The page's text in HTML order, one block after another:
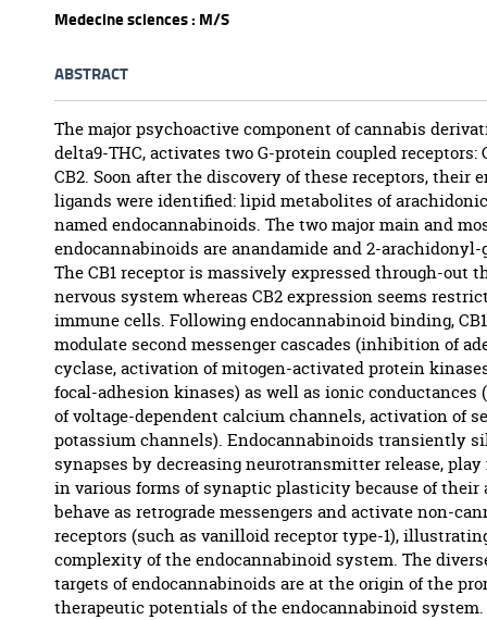
Medecine sciences : M/S
ABSTRACT
The major psychoactive component of cannabis
delta9-THC, activates two G-protein coupled receptors:
CB2. Soon after the discovery of these receptors, their
ligands were identified: lipid metabolites of
named endocannabinoids. The two major main and
endocannabinoids are anandamide and 2-
The CB1 receptor is massively expressed through-out
nervous system whereas CB2 expression seems
immune cells. Following endocannabinoid binding,
modulate second messenger cascades (inhibition of
cyclase, activation of mitogen-activated protein
focal-adhesion kinases) as well as ionic
of voltage-dependent calcium channels, activation of
potassium channels). Endocannabinoids transiently
synapses by decreasing neurotransmitter release,
in various forms of synaptic plasticity because of
behave as retrograde messengers and activate non-
receptors (such as vanilloid receptor type-1),
complexity of the endocannabinoid system. The
targets of endocannabinoids are at the origin of the
therapeutic potentials of the endocannabinoid system.